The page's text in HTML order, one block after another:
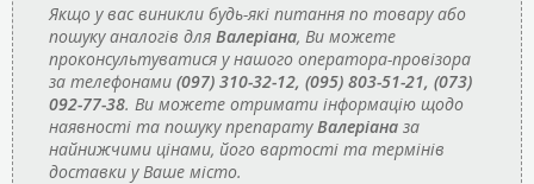
Якщо у вас виникли будь-які питання по товару або
пошуку аналогів для Валеріана, Ви можете
проконсультуватися у нашого оператора-провізора
за телефонами (097) 310-32-12, (095) 803-51-21, (073)
092-77-38. Ви можете отримати інформацію щодо
наявності та пошуку препаратуВалеріана за
найнижчими цінами, його вартості та термінів
доставки у Ваше місто.